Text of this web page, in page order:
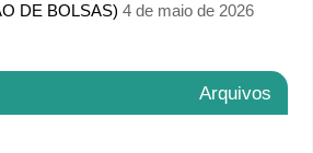
DE BOLSAS) 4 de maio de 2026
Arquivos